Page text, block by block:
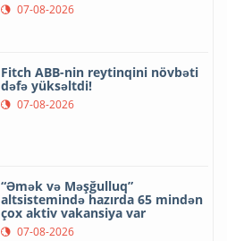
07-08-2026
Fitch ABB-nin reytinqini növbəti
dəfə yüksəltdi!
07-08-2026
“Əmək və Məşğulluq”
altsistemində hazırda 65 mindən
çox aktiv vakansiya var
07-08-2026